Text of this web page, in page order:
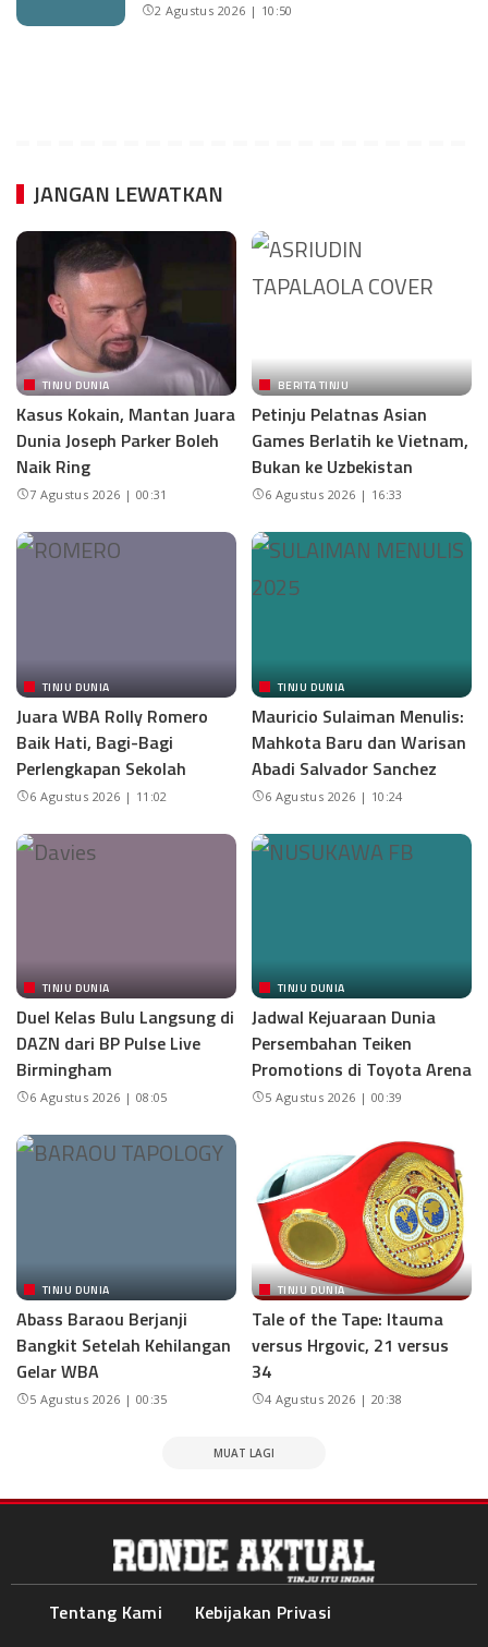
2 Agustus 2026 | 10:50
JANGAN LEWATKAN
TINJU DUNIA
Kasus Kokain, Mantan Juara
Dunia Joseph Parker Boleh
Naik Ring
7 Agustus 2026 | 00:31
BERITA TINJU
Petinju Pelatnas Asian
Games Berlatih ke Vietnam,
Bukan ke Uzbekistan
6 Agustus 2026 | 16:33
TINJU DUNIA
Juara WBA Rolly Romero
Baik Hati, Bagi-Bagi
Perlengkapan Sekolah
6 Agustus 2026 | 11:02
TINJU DUNIA
Mauricio Sulaiman Menulis:
Mahkota Baru dan Warisan
Abadi Salvador Sanchez
6 Agustus 2026 | 10:24
TINJU DUNIA
Duel Kelas Bulu Langsung di
DAZN dari BP Pulse Live
Birmingham
6 Agustus 2026 | 08:05
TINJU DUNIA
Jadwal Kejuaraan Dunia
Persembahan Teiken
Promotions di Toyota Arena
5 Agustus 2026 | 00:39
TINJU DUNIA
Abass Baraou Berjanji
Bangkit Setelah Kehilangan
Gelar WBA
5 Agustus 2026 | 00:35
TINJU DUNIA
Tale of the Tape: Itauma
versus Hrgovic, 21 versus
34
4 Agustus 2026 | 20:38
MUAT LAGI
Tentang Kami Kebijakan Privasi